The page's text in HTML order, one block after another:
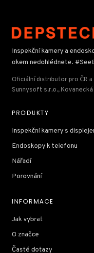
Inspekční kamery a
okem nedohlédnete.
Oficiální distributor pro ČR a
Sunnysoft s.r.o., Kovanecká
PRODUKTY
Inspekční kamery s
Endoskopy k telefonu
Nářadí
Porovnání
INFORMACE
Jak vybrat
O značce
Časté dotazy